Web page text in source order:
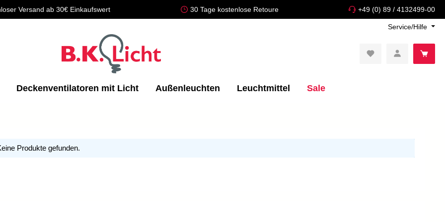
Versand ab 30€ Einkaufswert 30 Tage kostenlose Retoure +49 (0) 89 / 4132499-00
Service/Hilfe
Deckenventilatoren mit Licht Außenleuchten Leuchtmittel Sale
Produkte gefunden.